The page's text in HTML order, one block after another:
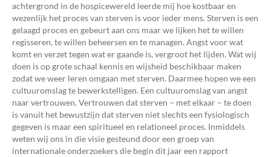
achtergrond in de hospicewereld leerde mij hoe kostbaar en
wezenlijk het proces van sterven is voor ieder mens. Sterven is een
gelaagd proces en gebeurt aan ons maar we lijken het te willen
regisseren, te willen beheersen en te managen. Angst voor wat
komt en verzet tegen wat er gaande is, vergroot het lijden. Wat wij
doen is op grote schaal kennis en wijsheid beschikbaar maken
zodat we weer leren omgaan met sterven. Daarmee hopen we een
cultuuromslag te bewerkstelligen. Een cultuuromslag van angst
naar vertrouwen. Vertrouwen dat sterven – met elkaar – te doen
is vanuit het bewustzijn dat sterven niet slechts een fysiologisch
gegeven is maar een spiritueel en relationeel proces. Inmiddels
weten wij ons in die visie gesteund door een groep van
internationale onderzoekers die begin dit jaar een rapport